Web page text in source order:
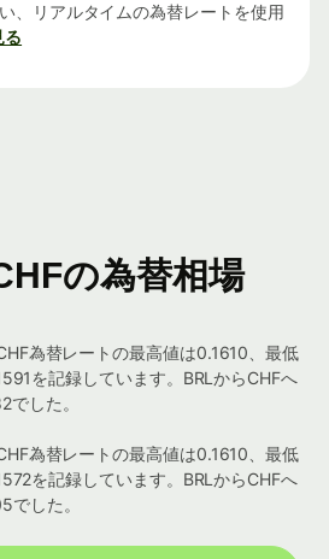
、リアルタイムの為替レートを使用
る
の為替相場
為替レートの最高値は0.1610、最低
を記録しています。BRLからCHFへ
した。
為替レートの最高値は0.1610、最低
を記録しています。BRLからCHFへ
した。